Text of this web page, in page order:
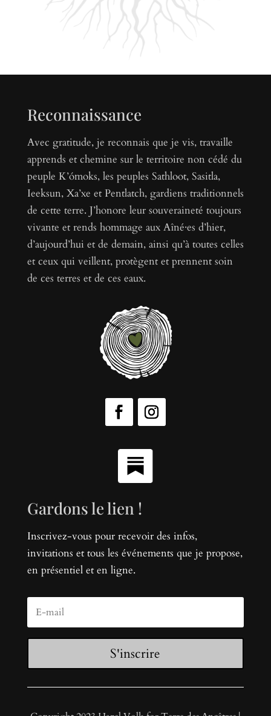
Reconnaissance
Avec gratitude, je reconnais que je vis, travaille
apprends et chemine sur le territoire non cédé du
peuple K’ómoks, les peuples Sathloot, Sasitla,
Ieeksun, Xa’xe et Pentlatch, gardiens traditionnels
de cette terre. J’honore leur souveraineté toujours
vivante et rends hommage aux Aîné·es d’hier,
d’aujourd’hui et de demain, ainsi qu’à toutes celles
et ceux qui veillent, protègent et prennent soin
de ces terres et de ces eaux.
Gardons le lien !
Inscrivez-vous pour recevoir des infos,
invitations et tous les événements que je propose,
en présentiel et en ligne.
S'inscrire